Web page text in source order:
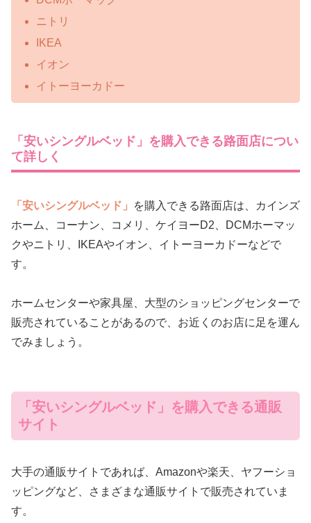
ニトリ
IKEA
イオン
イトーヨーカドー
「安いシングルベッド」を購入できる路面店につい
て詳しく
「安いシングルベッド」
を購入できる路面店は、カインズ
ホーム、コーナン、コメリ、ケイヨーD2、DCMホーマッ
クやニトリ、IKEAやイオン、イトーヨーカドーなどで
す。
ホームセンターや家具屋、大型のショッピングセンターで
販売されていることがあるので、お近くのお店に足を運ん
でみましょう。
「安いシングルベッド」を購入できる通販
サイト
大手の通販サイトであれば、Amazonや楽天、ヤフーショ
ッピングなど、さまざまな通販サイトで販売されていま
す。